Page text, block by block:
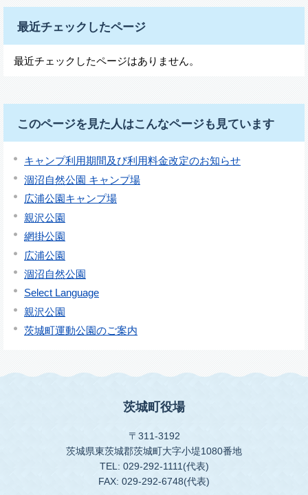
最近チェックしたページ
最近チェックしたページはありません。
このページを見た人はこんなページも見ています
キャンプ利用期間及び利用料金改定のお知らせ
涸沼自然公園 キャンプ場
広浦公園キャンプ場
親沢公園
網掛公園
広浦公園
涸沼自然公園
Select Language
親沢公園
茨城町運動公園のご案内
茨城町役場
〒311-3192
茨城県東茨城郡茨城町大字小堤1080番地
TEL: 029-292-1111(代表)
FAX: 029-292-6748(代表)